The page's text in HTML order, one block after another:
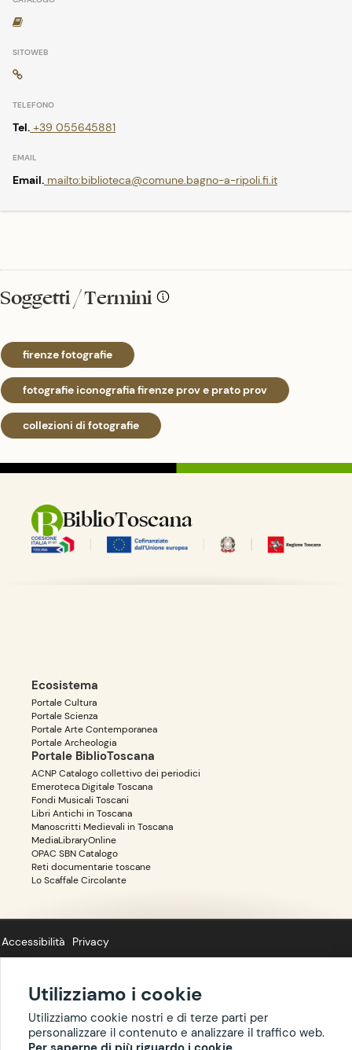
Tel. +39 055645881
Email. mailto:biblioteca@comune.bagno-a-ripoli.fi.it
Soggetti / Termini
firenze fotografie
fotografie iconografia firenze prov e prato prov
collezioni di fotografie
BiblioToscana
Ecosistema
Portale Cultura
Portale Scienza
Portale Arte Contemporanea
Portale Archeologia
Portale BiblioToscana
ACNP Catalogo collettivo dei periodici
Emeroteca Digitale Toscana
Fondi Musicali Toscani
Libri Antichi in Toscana
Manoscritti Medievali in Toscana
MediaLibraryOnline
OPAC SBN Catalogo
Reti documentarie toscane
Lo Scaffale Circolante
Accessibilità Privacy
Copyright ©BIBLIOTOSCANA: tutti i diritti riservati quanto ai dati delle
risorse. I contenuti estratti da Wikipedia sono riproducibili con licenza
Utilizziamo i cookie
Utilizziamo cookie nostri e di terze parti per
personalizzare il contenuto e analizzare il traffico web.